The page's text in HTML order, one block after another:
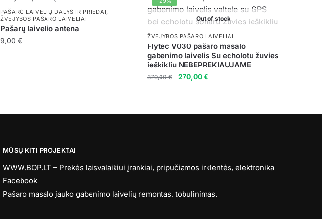
PAŠARO LAIVELIŲ DALYS IR PRIEDAI
ŽVEJYBOS PAŠARO LAIVELIAI
Pašarų laivelio antena
9,00 €
Out of stock
ŽVEJYBOS PAŠARO LAIVELIAI
Flytec V030 pašaro masalo
gabenimo laivelis Su echolotu žuvies
ieškikliu NEBEPREKIAUJAME
379,00€
Original
270,00€Current
MŪSŲ KITI PROJEKTAI
WWW.BOP.LT – Prekės laisvalaikiui įrankiai, pripučiamos irklentės, elektronika
Facebook
Pašaro masalo jauko gabenimo laivelių remontas, tobulinimas.